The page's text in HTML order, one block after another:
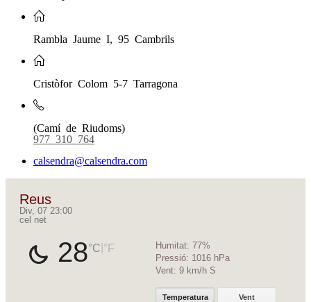
Rambla Jaume I, 95 Cambrils
Cristòfor Colom 5-7 Tarragona
(Camí de Riudoms)
977 310 764
calsendra@calsendra.com
Reus
Div, 07 23:00
cel net
28°C °F Humitat: 77%
Pressió: 1016 hPa
Vent: 9 km/h S
Temperatura Vent